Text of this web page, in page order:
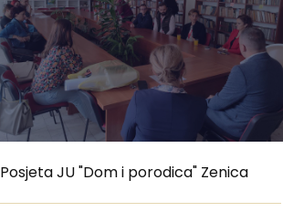
Posjeta JU "Dom i porodica" Zenica